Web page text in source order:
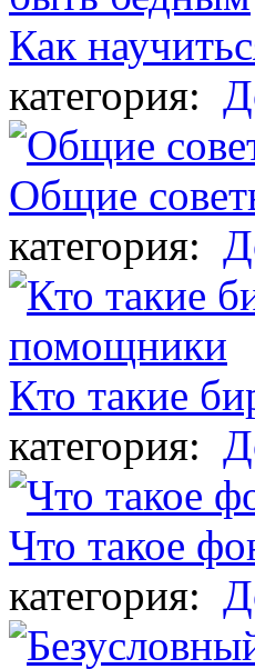
Как
категория:
Общие
категория:
Кто такие
категория:
Что такое
категория: